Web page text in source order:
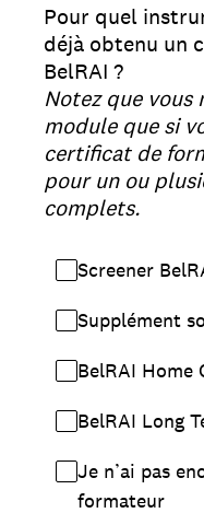
Pour quel
déjà obtenu un
BelRAI ?
Notez que vous
module que si
certificat de
pour un ou
complets.
Screener
Supplément
BelRAI Home
BelRAI Long
Je n’ai pas
formateur